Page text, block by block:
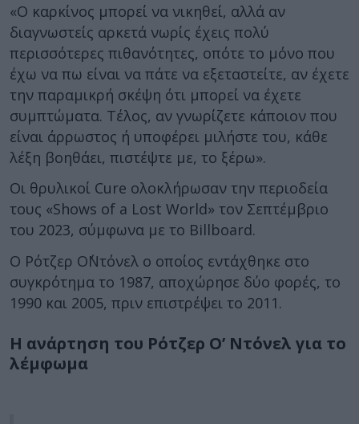
«Ο καρκίνος μπορεί να νικηθεί, αλλά αν
διαγνωστείς αρκετά νωρίς έχεις πολύ
περισσότερες πιθανότητες, οπότε το μόνο που
έχω να πω είναι να πάτε να εξεταστείτε, αν έχετε
την παραμικρή σκέψη ότι μπορεί να έχετε
συμπτώματα. Τέλος, αν γνωρίζετε κάποιον που
είναι άρρωστος ή υποφέρει μιλήστε του, κάθε
λέξη βοηθάει, πιστέψτε με, το ξέρω».
Οι θρυλικοί Cure ολοκλήρωσαν την περιοδεία
τους «Shows of a Lost World» τον Σεπτέμβριο
του 2023, σύμφωνα με το Billboard.
Ο Ρότζερ Ο΄Ντόνελ ο οποίος εντάχθηκε στο
συγκρότημα το 1987, αποχώρησε δύο φορές, το
1990 και 2005, πριν επιστρέψει το 2011.
Η ανάρτηση του Ρότζερ Ο’ Ντόνελ για το
λέμφωμα